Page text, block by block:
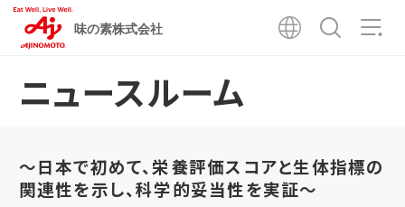
味の素株式会社
ニュースルーム
～日本で初めて、栄養評価スコアと生体指標の
関連性を示し、科学的妥当性を実証～